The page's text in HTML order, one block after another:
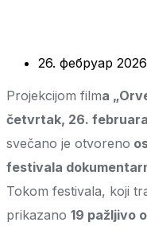
26. фебруар
Projekcijom filma
četvrtak, 26.
svečano je otvoreno
festivala
Tokom festivala, koji
prikazano 19 pažljivo